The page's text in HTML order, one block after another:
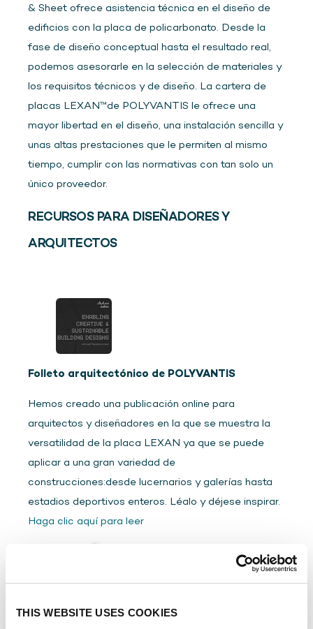
THIS WEBSITE USES COOKIES
& Sheet ofrece asistencia técnica en el diseño de
edificios con la placa de policarbonato. Desde la
fase de diseño conceptual hasta el resultado real,
podemos asesorarle en la selección de materiales y
los requisitos técnicos y de diseño. La cartera de
placas LEXAN™de POLYVANTIS le ofrece una
mayor libertad en el diseño, una instalación sencilla y
unas altas prestaciones que le permiten al mismo
tiempo, cumplir con las normativas con tan solo un
único proveedor.
RECURSOS PARA DISEÑADORES Y
ARQUITECTOS
Folleto arquitectónico de POLYVANTIS
Hemos creado una publicación online para
arquitectos y diseñadores en la que se muestra la
versatilidad de la placa LEXAN ya que se puede
aplicar a una gran variedad de
construcciones:desde lucernarios y galerías hasta
estadios deportivos enteros. Léalo y déjese inspirar.
Haga clic aquí para leer